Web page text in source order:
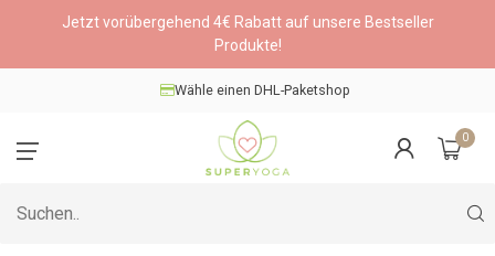
Jetzt vorübergehend 4€ Rabatt auf unsere Bestseller
Produkte!
Wähle einen DHL-Paketshop
0